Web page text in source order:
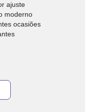
ajuste
moderno
ocasiões